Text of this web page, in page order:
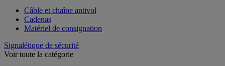
Câble et chaîne antivol
Cadenas
Matériel de consignation
Signalétique de sécurité
Voir toute la catégorie